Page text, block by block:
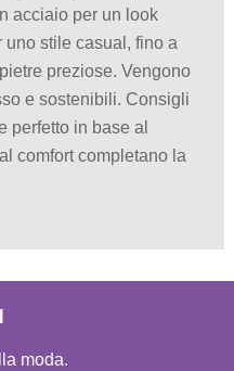
acciaio per un look
stile casual, fino a
preziose. Vengono
e sostenibili. Consigli
perfetto in base al
comfort completano la
moda.